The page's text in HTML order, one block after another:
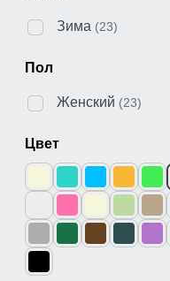
Зима (23)
Пол
Женский (23)
Цвет